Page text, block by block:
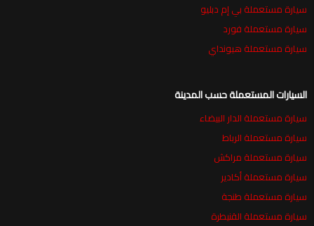
سيارة مستعملة بي إم دبليو
سيارة مستعملة فورد
سيارة مستعملة هيونداي
السيارات المستعملة حسب المدينة
سيارة مستعملة الدار البيضاء
سيارة مستعملة الرباط
سيارة مستعملة مراكش
سيارة مستعملة أكادير
سيارة مستعملة طنجة
سيارة مستعملة القنيطرة